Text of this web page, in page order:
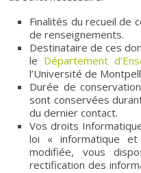
Finalités du recueil de
de renseignements.
Destinataire de ces
le Département
l’Université de
Durée de
sont conservées
du dernier contact.
Vos droits
loi « informatique
modifiée, vous
rectification des